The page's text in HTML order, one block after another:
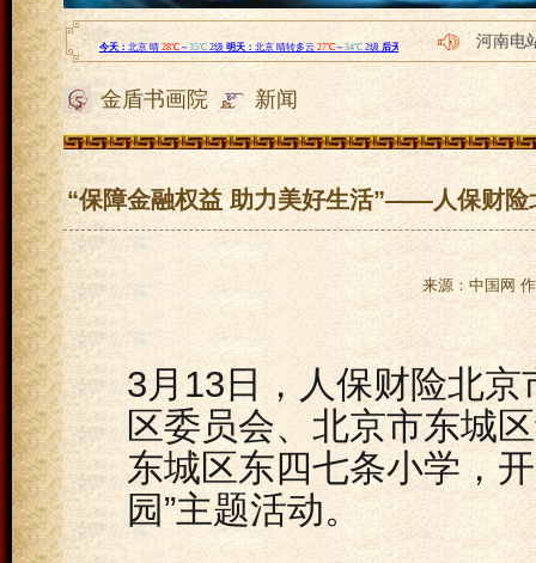
河南电
MRD
金盾书画院 新闻
“保障金融权益 助力美好生活”——人保财险
来源：中国网
3月13日，人保财险北
区委员会、北京市东城
东城区东四七条小学，
园”主题活动。